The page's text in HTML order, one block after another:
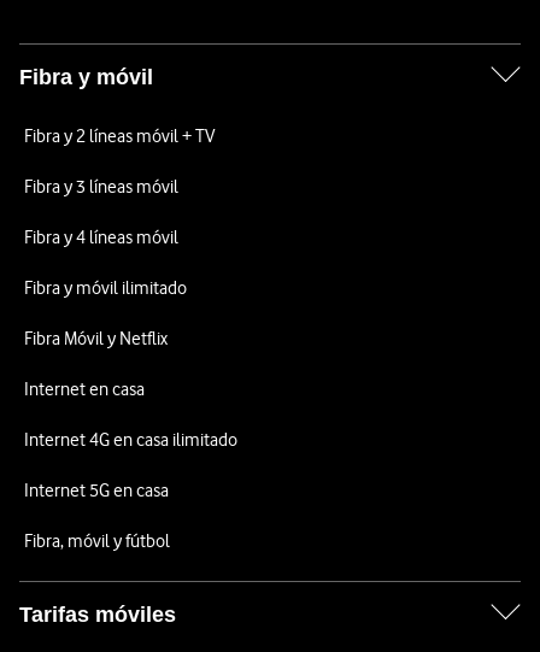
Fibra y móvil
Fibra y 2 líneas móvil + TV
Fibra y 3 líneas móvil
Fibra y 4 líneas móvil
Fibra y móvil ilimitado
Fibra Móvil y Netflix
Internet en casa
Internet 4G en casa ilimitado
Internet 5G en casa
Fibra, móvil y fútbol
Tarifas móviles